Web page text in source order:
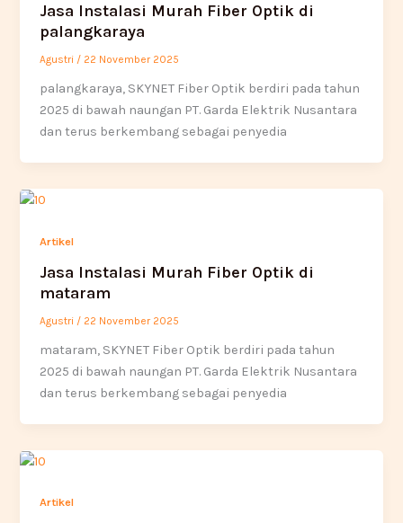
Jasa Instalasi Murah Fiber Optik di
palangkaraya
Agustri / 22 November 2025
palangkaraya, SKYNET Fiber Optik berdiri pada tahun
2025 di bawah naungan PT. Garda Elektrik Nusantara
dan terus berkembang sebagai penyedia
Artikel
Jasa Instalasi Murah Fiber Optik di
mataram
Agustri / 22 November 2025
mataram, SKYNET Fiber Optik berdiri pada tahun
2025 di bawah naungan PT. Garda Elektrik Nusantara
dan terus berkembang sebagai penyedia
Artikel